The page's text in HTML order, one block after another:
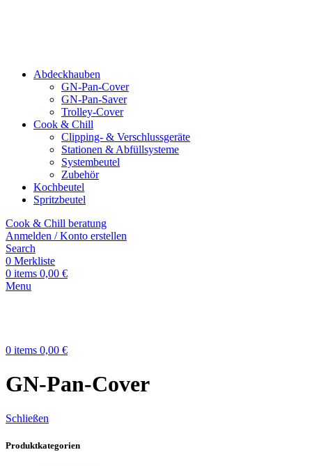
Abdeckhauben
GN-Pan-Cover
GN-Pan-Saver
Trolley-Cover
Cook & Chill
Clipping- & Verschluss­geräte
Stationen & Abfüll­systeme
Systembeutel
Zubehör
Kochbeutel
Spritzbeutel
Cook & Chill beratung
Anmelden / Konto erstellen
Search
0 Merkliste
0 items 0,00 €
Menu
0 items 0,00 €
GN-Pan-Cover
Schließen
Produktkategorien